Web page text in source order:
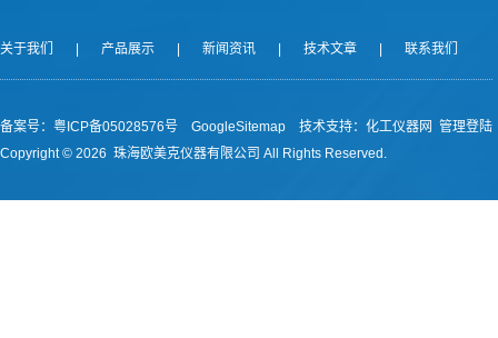
关于我们 产品展示 新闻资讯 技术文章 联系我们
备案号： 粤ICP备05028576号 GoogleSitemap 技术支持： 化工仪器网 管理登陆
Copyright © 2026 珠海欧美克仪器有限公司 All Rights Reserved.